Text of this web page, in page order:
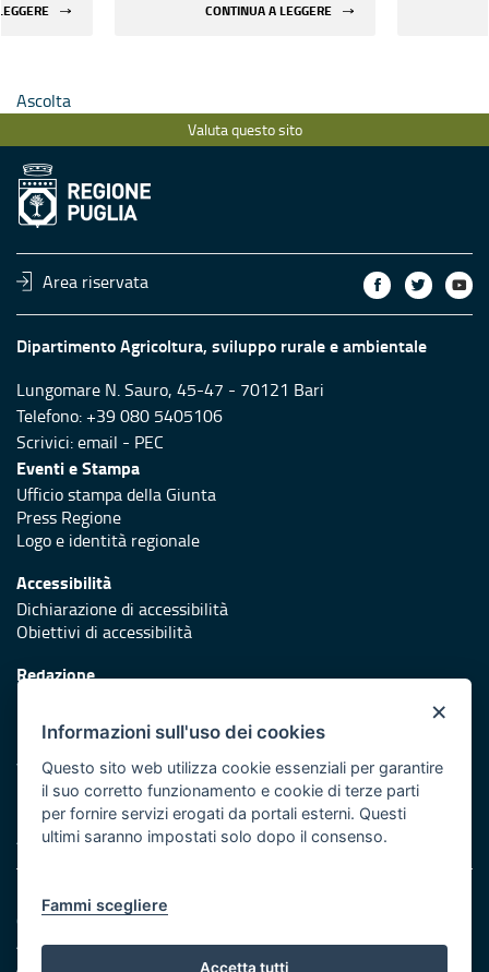
CONTINUA A LEGGERE
Ascolta
Valuta questo sito
Area riservata
Dipartimento Agricoltura, sviluppo rurale e ambientale
Lungomare N. Sauro, 45-47 - 70121 Bari
Telefono: +39 080 5405106
Scrivici:email - PEC
Eventi e Stampa
Ufficio stampa della Giunta
Press Regione
Logo e identità regionale
Accessibilità
Dichiarazione di accessibilità
Obiettivi di accessibilità
Redazione
Protezione civile
Vai al sito di Protezione Civile Puglia
Iniziativa finanziata con risorse del POR Puglia 2014/2020 -
Asse XI
Note legali
Cookie e privacy
Amministrazione trasparente
Atti di notifica
×
Informazioni sull'uso dei cookies
Questo sito web utilizza cookie essenziali per garantire
il suo corretto funzionamento e cookie di terze parti
per fornire servizi erogati da portali esterni. Questi
ultimi saranno impostati solo dopo il consenso.
Fammi scegliere
Accetta tutti